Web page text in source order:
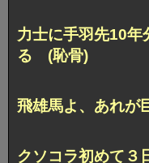
力士に手羽先10年
る (恥骨)
飛雄馬よ、あれ
クソコラ初めて